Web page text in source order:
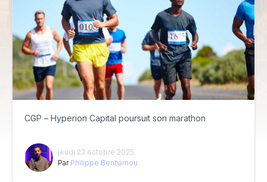
CGP – Hyperion Capital poursuit son marathon
jeudi 23 octobre 2025
Par Philippe Benhamou